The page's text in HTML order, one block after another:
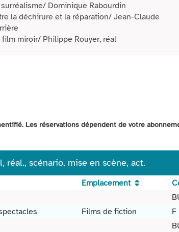
Dominique Rabourdin
la déchirure et la réparation/ Jean-Claude
film miroir/ Philippe Rouyer, réal
Les réservations dépendent de votre
scénario, mise en scène, act.
Emplacement
Films de fiction F